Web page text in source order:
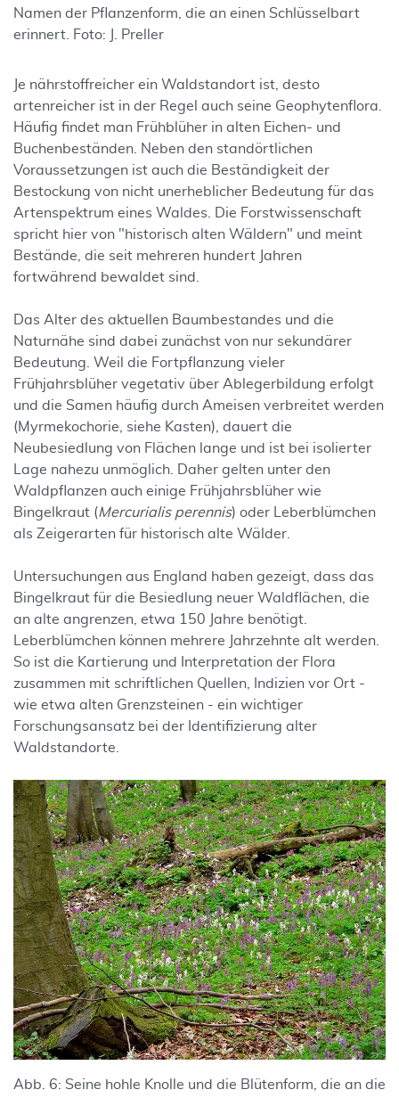
Namen der Pflanzenform, die an einen Schlüsselbart
erinnert. Foto: J. Preller
Je nährstoffreicher ein Waldstandort ist, desto
artenreicher ist in der Regel auch seine Geophytenflora.
Häufig findet man Frühblüher in alten Eichen- und
Buchenbeständen. Neben den standörtlichen
Voraussetzungen ist auch die Beständigkeit der
Bestockung von nicht unerheblicher Bedeutung für das
Artenspektrum eines Waldes. Die Forstwissenschaft
spricht hier von "historisch alten Wäldern" und meint
Bestände, die seit mehreren hundert Jahren
fortwährend bewaldet sind.
Das Alter des aktuellen Baumbestandes und die
Naturnähe sind dabei zunächst von nur sekundärer
Bedeutung. Weil die Fortpflanzung vieler
Frühjahrsblüher vegetativ über Ablegerbildung erfolgt
und die Samen häufig durch Ameisen verbreitet werden
(Myrmekochorie, siehe Kasten), dauert die
Neubesiedlung von Flächen lange und ist bei isolierter
Lage nahezu unmöglich. Daher gelten unter den
Waldpflanzen auch einige Frühjahrsblüher wie
Bingelkraut (Mercurialis perennis) oder Leberblümchen
als Zeigerarten für historisch alte Wälder.
Untersuchungen aus England haben gezeigt, dass das
Bingelkraut für die Besiedlung neuer Waldflächen, die
an alte angrenzen, etwa 150 Jahre benötigt.
Leberblümchen können mehrere Jahrzehnte alt werden.
So ist die Kartierung und Interpretation der Flora
zusammen mit schriftlichen Quellen, Indizien vor Ort -
wie etwa alten Grenzsteinen - ein wichtiger
Forschungsansatz bei der Identifizierung alter
Waldstandorte.
Abb. 6: Seine hohle Knolle und die Blütenform, die an die